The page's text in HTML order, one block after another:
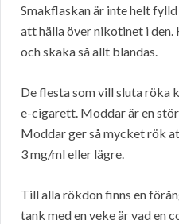
Smakflaskan är inte helt
att hälla över nikotinet i
och skaka så allt blandas.
De flesta som vill sluta röka
e-cigarett. Moddar är en
Moddar ger så mycket rök
3 mg/ml eller lägre.
Till alla rökdon finns en
tank med en veke är vad en